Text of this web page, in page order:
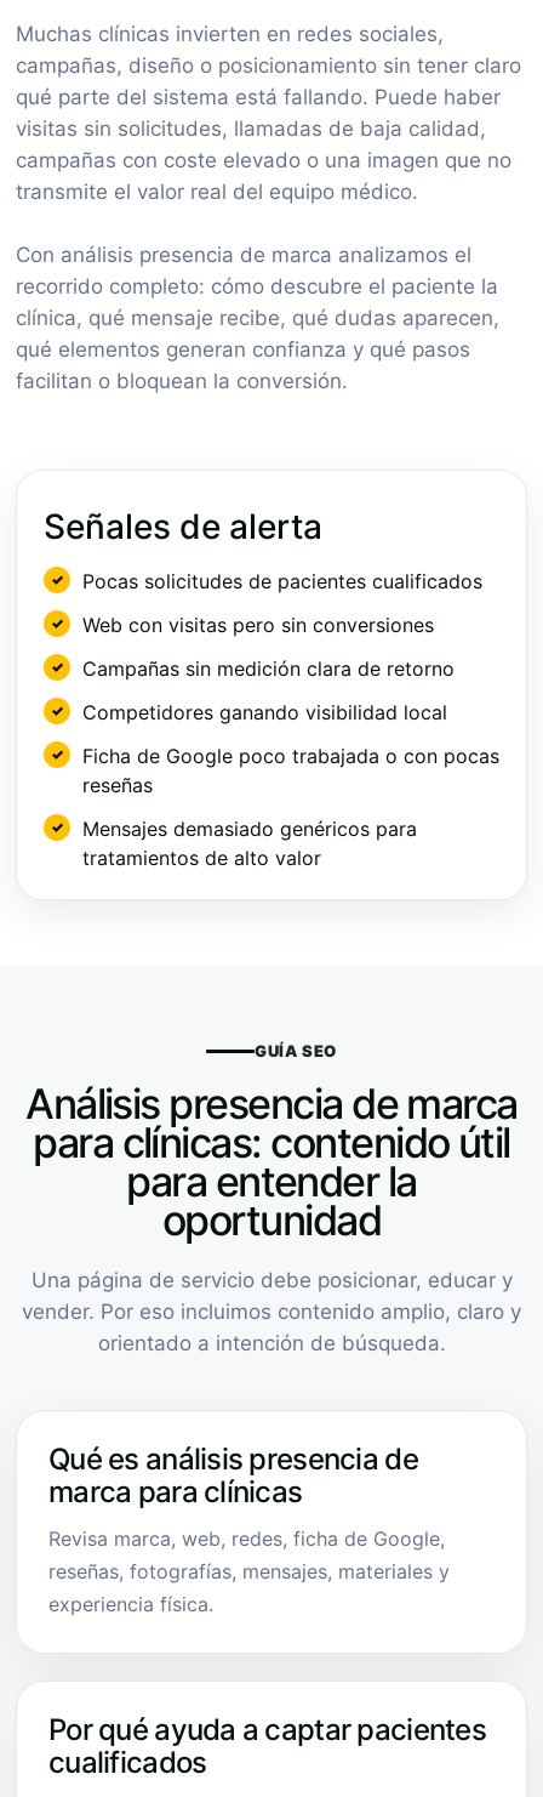
Muchas clínicas invierten en redes sociales,
campañas, diseño o posicionamiento sin tener claro
qué parte del sistema está fallando. Puede haber
visitas sin solicitudes, llamadas de baja calidad,
campañas con coste elevado o una imagen que no
transmite el valor real del equipo médico.
Con análisis presencia de marca analizamos el
recorrido completo: cómo descubre el paciente la
clínica, qué mensaje recibe, qué dudas aparecen,
qué elementos generan confianza y qué pasos
facilitan o bloquean la conversión.
Señales de alerta
Pocas solicitudes de pacientes cualificados
Web con visitas pero sin conversiones
Campañas sin medición clara de retorno
Competidores ganando visibilidad local
Ficha de Google poco trabajada o con pocas
reseñas
Mensajes demasiado genéricos para
tratamientos de alto valor
GUÍA SEO
Análisis presencia de marca
para clínicas: contenido útil
para entender la
oportunidad
Una página de servicio debe posicionar, educar y
vender. Por eso incluimos contenido amplio, claro y
orientado a intención de búsqueda.
Qué es análisis presencia de
marca para clínicas
Revisa marca, web, redes, ficha de Google,
reseñas, fotografías, mensajes, materiales y
experiencia física.
Por qué ayuda a captar pacientes
cualificados